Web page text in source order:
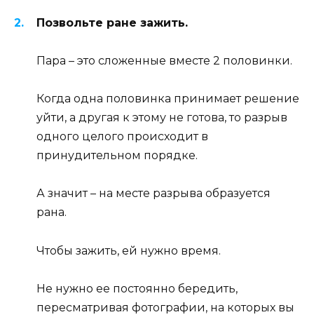
Позвольте ране зажить.
Пара – это сложенные вместе 2 половинки.
Когда одна половинка принимает решение
уйти, а другая к этому не готова, то разрыв
одного целого происходит в
принудительном порядке.
А значит – на месте разрыва образуется
рана.
Чтобы зажить, ей нужно время.
Не нужно ее постоянно бередить,
пересматривая фотографии, на которых вы